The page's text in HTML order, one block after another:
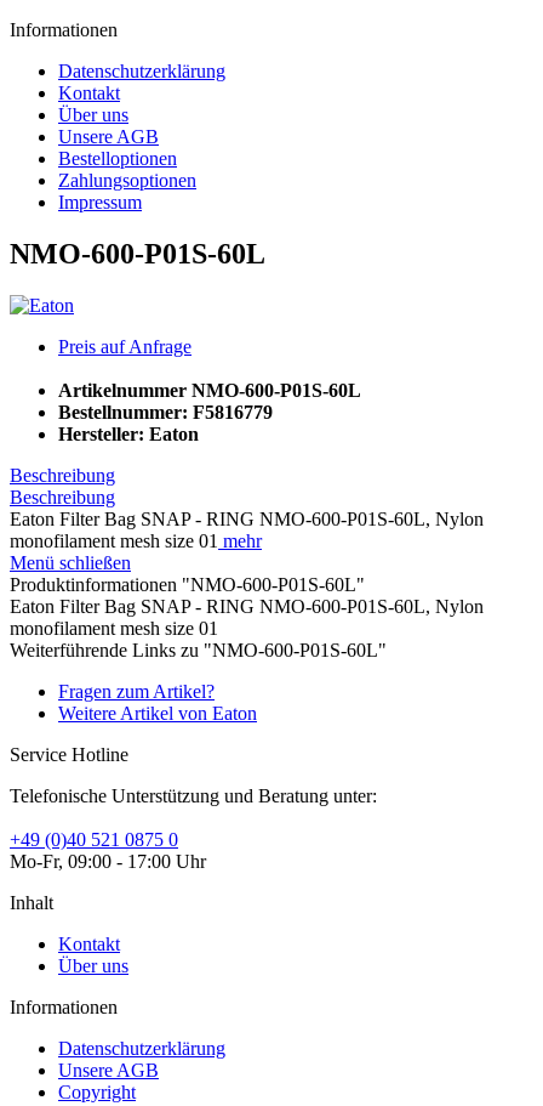
Informationen
Datenschutzerklärung
Kontakt
Über uns
Unsere AGB
Bestelloptionen
Zahlungsoptionen
Impressum
NMO-600-P01S-60L
Preis auf Anfrage
Artikelnummer NMO-600-P01S-60L
Bestellnummer: F5816779
Hersteller: Eaton
Beschreibung
Beschreibung
Eaton Filter Bag SNAP - RING NMO-600-P01S-60L, Nylon
monofilament mesh size 01 mehr
Menü schließen
Produktinformationen "NMO-600-P01S-60L"
Eaton Filter Bag SNAP - RING NMO-600-P01S-60L, Nylon
monofilament mesh size 01
Weiterführende Links zu "NMO-600-P01S-60L"
Fragen zum Artikel?
Weitere Artikel von Eaton
Service Hotline
Telefonische Unterstützung und Beratung unter:
+49 (0)40 521 0875 0
Mo-Fr, 09:00 - 17:00 Uhr
Inhalt
Kontakt
Über uns
Informationen
Datenschutzerklärung
Unsere AGB
Copyright